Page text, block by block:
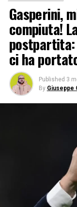
Gasperini,
compiuta!
ci ha
Published 3
By Giuseppe